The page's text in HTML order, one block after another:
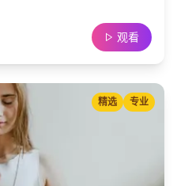
观看
精选 专业